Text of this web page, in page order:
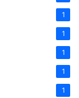
1
1
1
1
1